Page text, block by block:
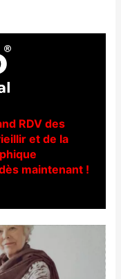
RDV des
et de la
maintenant !